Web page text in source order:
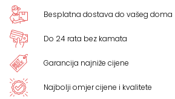
Besplatna dostava do vašeg doma
Do 24 rata bez kamata
Garancija najniže cijene
Najbolji omjer cijene i kvalitete